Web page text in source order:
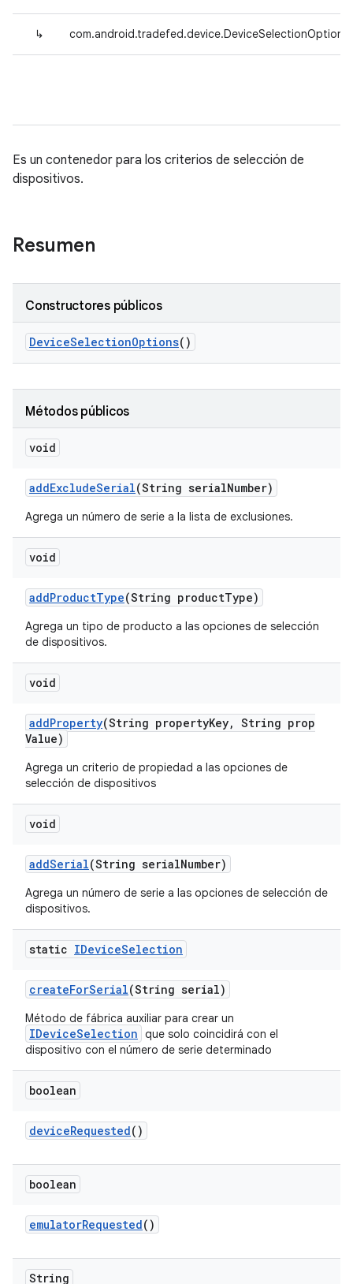
↳ com.android.tradefed.device.DeviceSelectionOptions
Es un contenedor para los criterios de selección de
dispositivos.
Resumen
Constructores públicos
DeviceSelectionOptions()
Métodos públicos
void
addExcludeSerial(String serialNumber)
Agrega un número de serie a la lista de exclusiones.
void
addProductType(String productType)
Agrega un tipo de producto a las opciones de selección
de dispositivos.
void
addProperty(String propertyKey, String prop
Value)
Agrega un criterio de propiedad a las opciones de
selección de dispositivos
void
addSerial(String serialNumber)
Agrega un número de serie a las opciones de selección de
dispositivos.
static IDeviceSelection
createForSerial(String serial)
Método de fábrica auxiliar para crear un
IDeviceSelection que solo coincidirá con el
dispositivo con el número de serie determinado
boolean
deviceRequested()
boolean
emulatorRequested()
String